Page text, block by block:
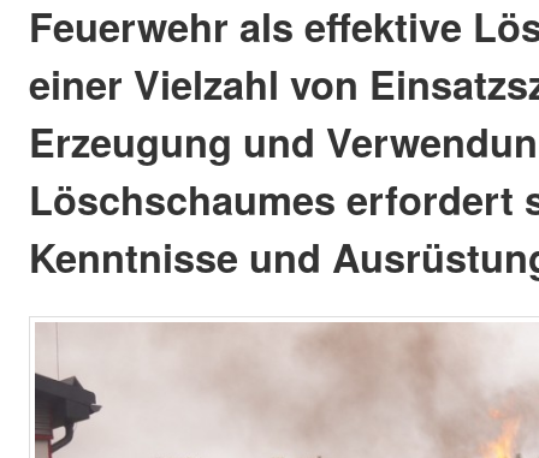
Feuerwehr als effektive
einer Vielzahl von
Erzeugung und
Löschschaumes erfordert
Kenntnisse und